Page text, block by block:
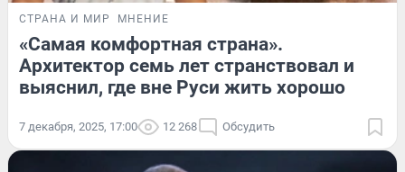
СТРАНА И МИР МНЕНИЕ
«Самая комфортная страна».
Архитектор семь лет странствовал и
выяснил, где вне Руси жить хорошо
7 декабря, 2025, 17:00 12 268 Обсудить